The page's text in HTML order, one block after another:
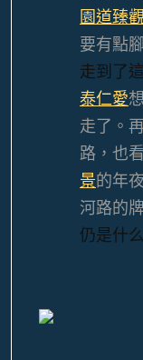
園道臻
要有點
走到了
泰仁愛
走了。
路，也
景的年
河路的
仍是什